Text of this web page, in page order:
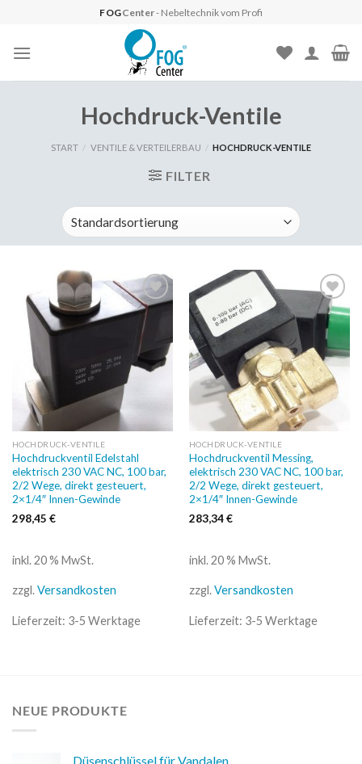
content
FOGCenter- Nebeltechnik vom Profi
Hochdruck-Ventile
START / VENTILE & VERTEILERBAU / HOCHDRUCK-VENTILE
FILTER
Auf
die
Wunschliste
HOCHDRUCK-VENTILE
Hochdruckventil Edelstahl
elektrisch 230 VAC NC, 100 bar,
2/2 Wege, direkt gesteuert,
2×1/4″ Innen-Gewinde
298,45 €
inkl. 20 % MwSt.
zzgl.Versandkosten
Lieferzeit: 3-5 Werktage
Auf
Wunschliste
HOCHDRUCK-VENTILE
Hochdruckventil Messing,
elektrisch 230 VAC NC, 100 bar,
2/2 Wege, direkt gesteuert,
2×1/4″ Innen-Gewinde
283,34€
inkl. 20 % MwSt.
zzgl.Versandkosten
Lieferzeit: 3-5 Werktage
NEUE PRODUKTE
Düsenschlüssel für Vandalen